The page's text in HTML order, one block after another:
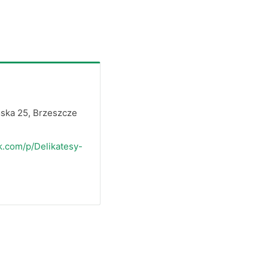
25, Brzeszcze
p/Delikatesy-